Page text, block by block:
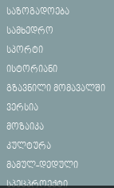
საზოგადოება
სამხედრო
სპორტი
ისტორიანი
გზავნილი მომავალში
ვერსია
მოზაიკა
კულტურა
მამულ-დედული
სპეცპროექტი